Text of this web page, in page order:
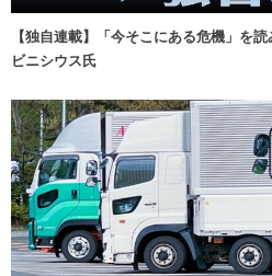
【独自連載】「今そこにある危機」を
ビニシウス氏